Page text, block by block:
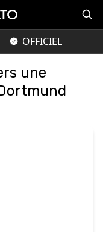
OFFICIEL
une